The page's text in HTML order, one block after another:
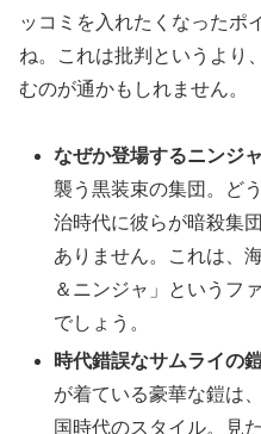
ッコミを入れたくなったポ
ね。これは批判というより
むのが通かもしれません。
なぜか登場するニンジャ
襲う黒装束の集団。ど
治時代に彼らが暗殺集
ありません。これは、
＆ニンジャ」というフ
でしょう。
時代錯誤なサムライの
が着ている豪華な鎧は
国時代のスタイル。見